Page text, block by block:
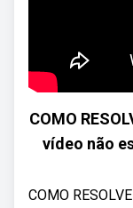
COMO
vídeo não
COMO